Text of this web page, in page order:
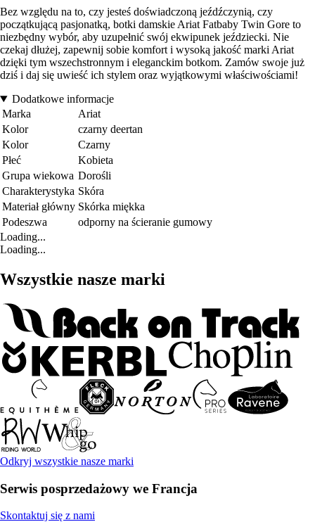
Bez względu na to, czy jesteś doświadczoną jeźdźczynią, czy
początkującą pasjonatką, botki damskie Ariat Fatbaby Twin Gore to
niezbędny wybór, aby uzupełnić swój ekwipunek jeździecki. Nie
czekaj dłużej, zapewnij sobie komfort i wysoką jakość marki Ariat
dzięki tym wszechstronnym i eleganckim botkom. Zamów swoje już
dziś i daj się uwieść ich stylem oraz wyjątkowymi właściwościami!
Dodatkowe informacje
Marka
Ariat
Kolor
czarny deertan
Kolor
Czarny
Płeć
Kobieta
Grupa wiekowa Dorośli
Charakterystyka Skóra
Materiał główny Skórka miękka
Podeszwa
odporny na ścieranie gumowy
Loading...
Loading...
Wszystkie nasze marki
Odkryj wszystkie nasze marki
Serwis posprzedażowy we Francja
Skontaktuj się z nami